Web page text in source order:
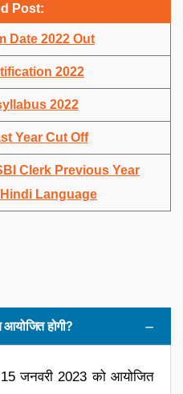
Post:
Date 2022 Out
2022
2022
Year Cut Off
Clerk Previous Year
Language
होगी?
15 जनवरी 2023 को आयोजित